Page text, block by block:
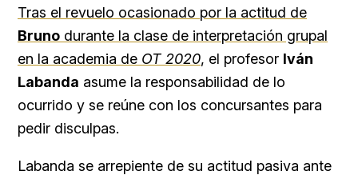
Tras el revuelo ocasionado por la actitud de
Bruno durante la clase de interpretación grupal
en la academia de OT 2020, el profesor Iván
Labanda asume la responsabilidad de lo
ocurrido y se reúne con los concursantes para
pedir disculpas.
Labanda se arrepiente de su actitud pasiva ante